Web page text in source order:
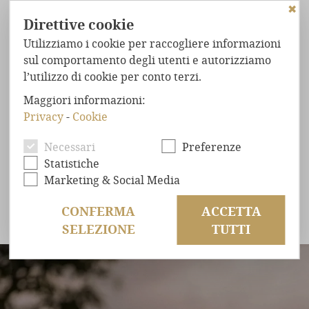
CHALETNEL BOSCO
BENESSEREASSOLUTO
POSIZIONEESCLUSIVA
RICHIESTA
HOME
60% DI SCONTO SUL VOSTRO
TUTTO PER VOI.
Il vostro rifugio per la famiglia a Pentecoste —
nel cuore del bosco, immersi nella natura.
✖
Direttive cookie
Utilizziamo i cookie per raccogliere informazioni
sul comportamento degli utenti e autorizziamo
l’utilizzo di cookie per conto terzi.
Maggiori informazioni:
Privacy- Cookie
Necessari
Preferenze
Statistiche
Marketing & Social Media
CONFERMA
SELEZIONE
ACCETTA
TUTTI